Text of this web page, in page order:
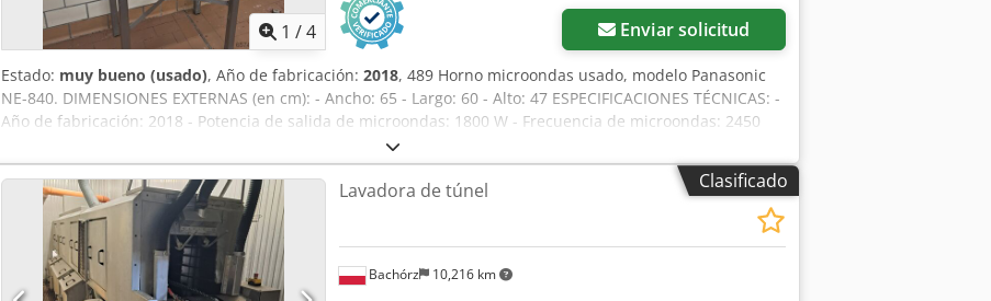
1 /4 Enviar solicitud
Estado: muy bueno (usado), Año de fabricación: 2018, 489 Horno microondas usado, modelo Panasonic
NE-840. DIMENSIONES EXTERNAS (en cm): - Ancho: 65 - Largo: 60 - Alto: 47 ESPECIFICACIONES TÉCNICAS: -
Año de fabricación: 2018 - Potencia de salida de microondas: 1800 W - Frecuencia de microondas: 2450
MHz - Capacidad del compartimento: 44 litros - Alimentación: 230 V, 50 Hz El precio indicado es el precio
neto. Dsdpfxszrah As Aamjck Opciones de pago disponibles: transporte del equipo. HABLAMOS INGLÉS,
ALEMÁN, FRANCÉS, RUSO Y UCRANIANO.
Clasificado
Bachórz 10,216 km
Lavadora de túnel